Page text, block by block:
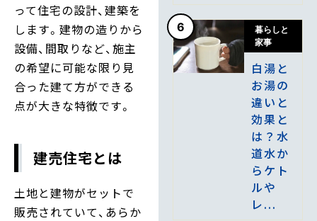
って住宅の設計、建築を
します。建物の造りから
設備、間取りなど、施主
の希望に可能な限り見
合った建て方ができる
点が大きな特徴です。
建売住宅とは
土地と建物がセットで
販売されていて、あらか
6
暮らしと
家事
白湯と
お湯の
違いと
効果と
は？水
道水か
らケト
ルや
レ...